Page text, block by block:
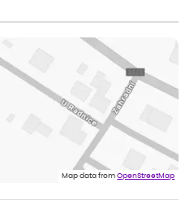
Map data fromOpenStreetMap